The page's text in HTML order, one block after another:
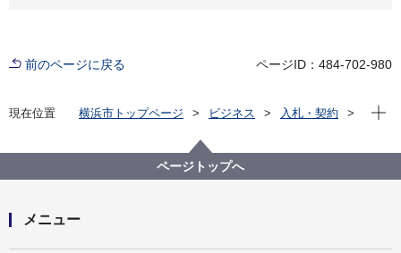
前のページに戻る ページID：484-702-980
現在位置 横浜市トップページ ビジネス
入札・契約
【入札結果公表】インプラント一式の購入
現在
ページトップへ
メニュー